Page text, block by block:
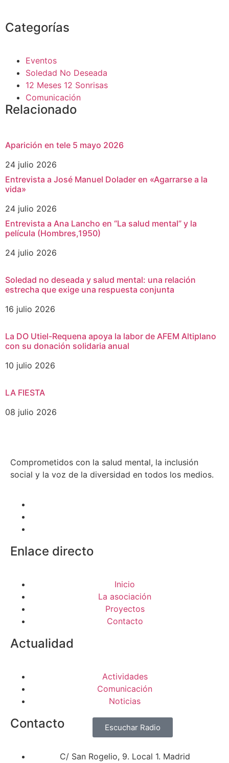
Categorías
Eventos
Soledad No Deseada
12 Meses 12 Sonrisas
Comunicación
Relacionado
Aparición en tele 5 mayo 2026
24 julio 2026
Entrevista a José Manuel Dolader en «Agarrarse a la
vida»
24 julio 2026
Entrevista a Ana Lancho en “La salud mental” y la
película (Hombres,1950)
24 julio 2026
Soledad no deseada y salud mental: una relación
estrecha que exige una respuesta conjunta
16 julio 2026
La DO Utiel-Requena apoya la labor de AFEM Altiplano
con su donación solidaria anual
10 julio 2026
LA FIESTA
08 julio 2026
Comprometidos con la salud mental, la inclusión
social y la voz de la diversidad en todos los medios.
Enlace directo
Inicio
La asociación
Proyectos
Contacto
Actualidad
Actividades
Comunicación
Noticias
Contacto
C/ San Rogelio, 9. Local 1. Madrid
Escuchar Radio